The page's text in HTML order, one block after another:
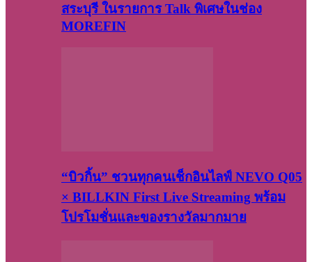
สระบุรี ในรายการ Talk พิเศษในช่อง
MOREFIN
“บิวกิ้น” ชวนทุกคนเช็กอินไลฟ์ NEVO Q05
× BILLKIN First Live Streaming พร้อม
โปรโมชั่นและของรางวัลมากมาย